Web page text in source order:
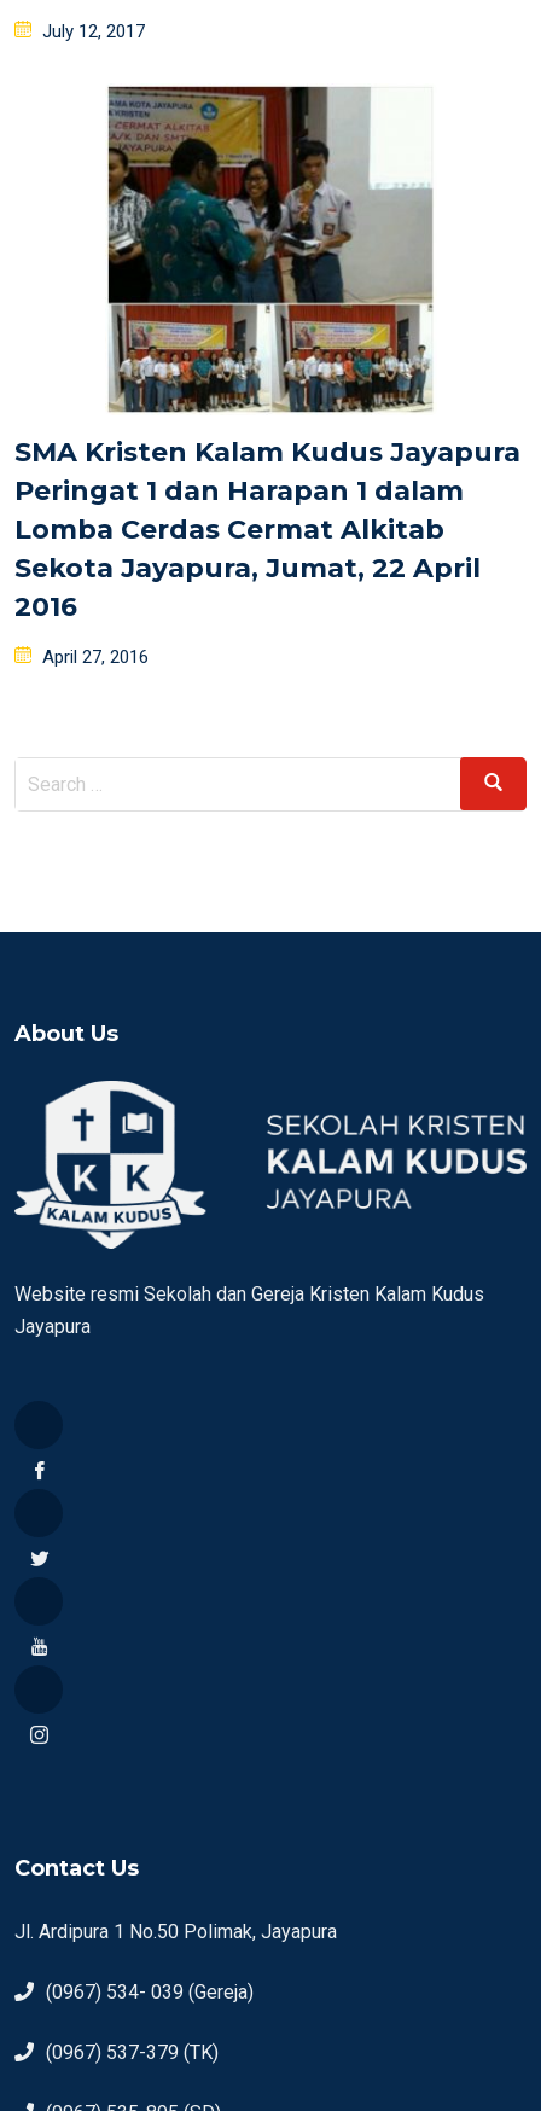
Posted
July 12, 2017
SMA Kristen Kalam Kudus Jayapura
Peringat 1 dan Harapan 1 dalam
Lomba Cerdas Cermat Alkitab
Sekota Jayapura, Jumat, 22 April
2016
Posted
April 27, 2016
Search
Search
About Us
Website resmi Sekolah dan Gereja Kristen Kalam Kudus
Jayapura
Contact Us
Jl. Ardipura 1 No.50 Polimak, Jayapura
(0967) 534- 039 (Gereja)
(0967) 537-379 (TK)